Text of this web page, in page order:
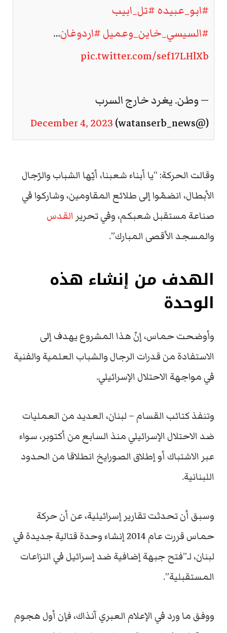
#ابو_عبيده#تل_ابيب
#السيسي_خاين_وعميل#اردوغان…
pic.twitter.com/sef17LHlXb
— وطن. يغرد خارج السرب
(@watanserb_news)
December 4, 2023
وقالت الحركة: “يا أبناء شعبنا، أيّها الشباب والرّجال
الأبطال، انضمّوا إلى طلائع المقاومين، وشاركوا في
صناعة مستقبل شعبكم، وفي تحرير القدس
والمسجد الأقصى المبارك”.
الهدف من إنشاء هذه
الوحدة
وأوضحت حماس، إنّ هذا المشروع يهدف إلى
الاستفادة من قدرات الرجال والشباب العلمية والفنية
في مواجهة الاحتلال الإسرائيلي.
وتنفذ كتائب القسام – لبنان، العديد من العمليات
ضد الاحتلال الإسرائيلي منذ السابع من أكتوبر، سواء
عبر الاشتباك أو إطلاق الصورايخ انطلاقا من الحدود
اللبنانية.
وسبق أن تحدثت تقارير إسرائيلية، عن أن حركة
حماس قررت عام 2014 إنشاء وحدة قتالية جديدة في
لبنان، لـ”فتح جبهة إضافية ضد إسرائيل في النزاعات
المستقبلية”.
ووفق ما ورد في الإعلام العبري آنذاك، فإن أول هجوم